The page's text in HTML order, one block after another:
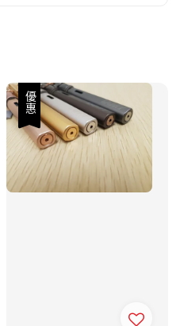
優惠